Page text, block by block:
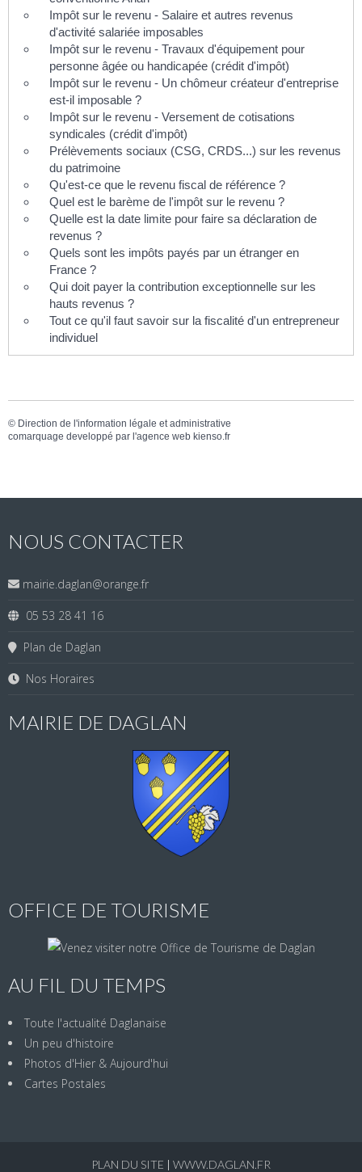
Impôt sur le revenu - Salaire et autres revenus
d'activité salariée imposables
Impôt sur le revenu - Travaux d'équipement pour
personne âgée ou handicapée (crédit d'impôt)
Impôt sur le revenu - Un chômeur créateur d'entreprise
est-il imposable ?
Impôt sur le revenu - Versement de cotisations
syndicales (crédit d'impôt)
Prélèvements sociaux (CSG, CRDS...) sur les revenus
du patrimoine
Qu'est-ce que le revenu fiscal de référence ?
Quel est le barème de l'impôt sur le revenu ?
Quelle est la date limite pour faire sa déclaration de
revenus ?
Quels sont les impôts payés par un étranger en
France ?
Qui doit payer la contribution exceptionnelle sur les
hauts revenus ?
Tout ce qu'il faut savoir sur la fiscalité d'un entrepreneur
individuel
© Direction de l'information légale et administrative
comarquage developpé par l'agence web kienso.fr
NOUS CONTACTER
mairie.daglan@orange.fr
05 53 28 41 16
Plan de Daglan
Nos Horaires
MAIRIE DE DAGLAN
OFFICE DE TOURISME
AU FIL DU TEMPS
Toute l'actualité Daglanaise
Un peu d'histoire
Photos d'Hier & Aujourd'hui
Cartes Postales
PLAN DU SITE | WWW.DAGLAN.FR